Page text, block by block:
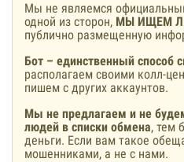
Мы не являемся
одной из сторон, МЫ ИЩЕМ
публично размещенную
Бот – единственный способ
располагаем своими колл-
пишем с других аккаунтов.
Мы не предлагаем и не
людей в списки обмена, тем
деньги. Если вам такое
мошенниками, а не с нами.